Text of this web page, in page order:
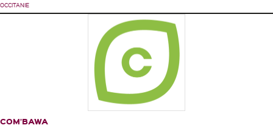
OCCITANIE
COM’BAWA